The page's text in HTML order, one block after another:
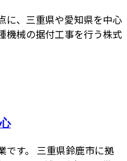
に、三重県や愛知県を中心
機械の据付工事を行う株式
です。 三重県鈴鹿市に拠